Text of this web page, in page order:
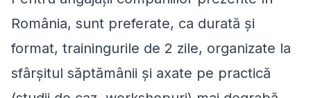
România, sunt preferate, ca durată și
format, trainingurile de 2 zile, organizate la
sfârșitul săptămânii și axate pe practică